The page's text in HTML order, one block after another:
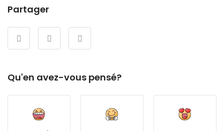
Partager
Qu'en avez-vous pensé?